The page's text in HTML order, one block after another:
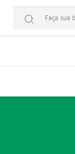
Faça sua